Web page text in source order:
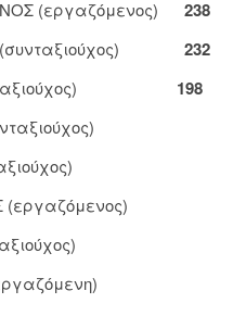
(εργαζόμενος) 238
(συνταξιούχος)
232
198
(συνταξιούχος)
(συνταξιούχος)
(εργαζόμενος)
(συνταξιούχος)
(εργαζόμενη)